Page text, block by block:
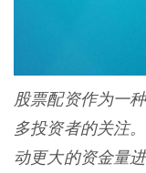
股票配资作为一
多投资者的关注
动更大的资金量